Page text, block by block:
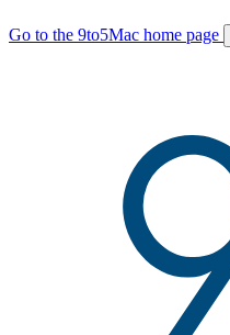
Go to the 9to5Mac home page